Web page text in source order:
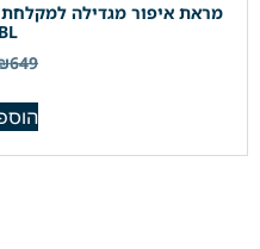
מראת איפור מגדילה
649